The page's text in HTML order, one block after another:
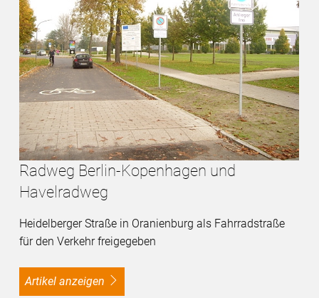
Radweg Berlin-Kopenhagen und
Havelradweg
Heidelberger Straße in Oranienburg als Fahrradstraße
für den Verkehr freigegeben
Artikel anzeigen